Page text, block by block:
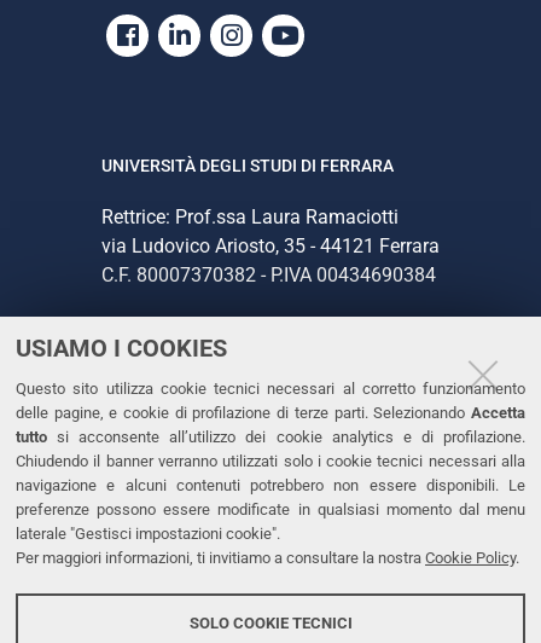
USIAMO I COOKIES
Questo sito utilizza cookie tecnici necessari al corretto funzionamento
delle pagine, e cookie di profilazione di terze parti. Selezionando Accetta
tutto si acconsente all’utilizzo dei cookie analytics e di profilazione.
Chiudendo il banner verranno utilizzati solo i cookie tecnici necessari alla
navigazione e alcuni contenuti potrebbero non essere disponibili. Le
preferenze possono essere modificate in qualsiasi momento dal menu
laterale "Gestisci impostazioni cookie".
Per maggiori informazioni, ti invitiamo a consultare la nostra Cookie Policy.
SOLO COOKIE TECNICI
Facebook
LinkedinInstagram
Youtube
UNIVERSITÀ DEGLI STUDI DI FERRARA
Rettrice: Prof.ssa Laura Ramaciotti
via Ludovico Ariosto, 35 - 44121 Ferrara
C.F. 80007370382 - P.IVA 00434690384
CONTATTI
Tel. +39 0532 293111
Fax. +39 0532 293031
PEC
LINKS
Dichiarazione di accessibilità